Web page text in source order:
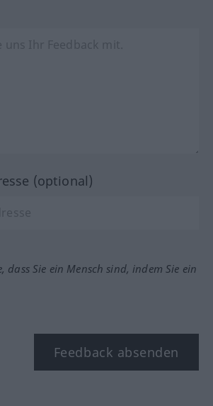
(optional)
dass Sie ein Mensch sind, indem Sie ein
Feedback absenden